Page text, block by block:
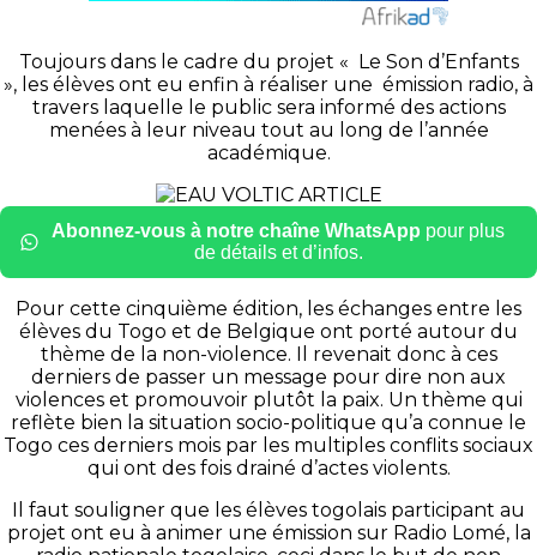
Toujours dans le cadre du projet « Le Son d’Enfants
», les élèves ont eu enfin à réaliser une émission radio, à
travers laquelle le public sera informé des actions
menées à leur niveau tout au long de l’année
académique.
Abonnez-vous à notre chaîne WhatsApp pour plus
de détails et d’infos.
Pour cette cinquième édition, les échanges entre les
élèves du Togo et de Belgique ont porté autour du
thème de la non-violence. Il revenait donc à ces
derniers de passer un message pour dire non aux
violences et promouvoir plutôt la paix. Un thème qui
reflète bien la situation socio-politique qu’a connue le
Togo ces derniers mois par les multiples conflits sociaux
qui ont des fois drainé d’actes violents.
Il faut souligner que les élèves togolais participant au
projet ont eu à animer une émission sur Radio Lomé, la